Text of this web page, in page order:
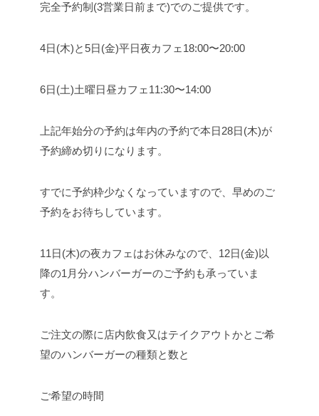
完全予約制(3営業日前まで)でのご提供です。
4日(木)と5日(金)平日夜カフェ18:00〜20:00
6日(土)土曜日昼カフェ11:30〜14:00
上記年始分の予約は年内の予約で本日28日(木)が
予約締め切りになります。
すでに予約枠少なくなっていますので、早めのご
予約をお待ちしています。
11日(木)の夜カフェはお休みなので、12日(金)以
降の1月分ハンバーガーのご予約も承っていま
す。
ご注文の際に店内飲食又はテイクアウトかとご希
望のハンバーガーの種類と数と
ご希望の時間